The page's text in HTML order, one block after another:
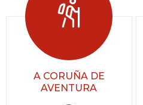
A CORUÑA DE
AVENTURA